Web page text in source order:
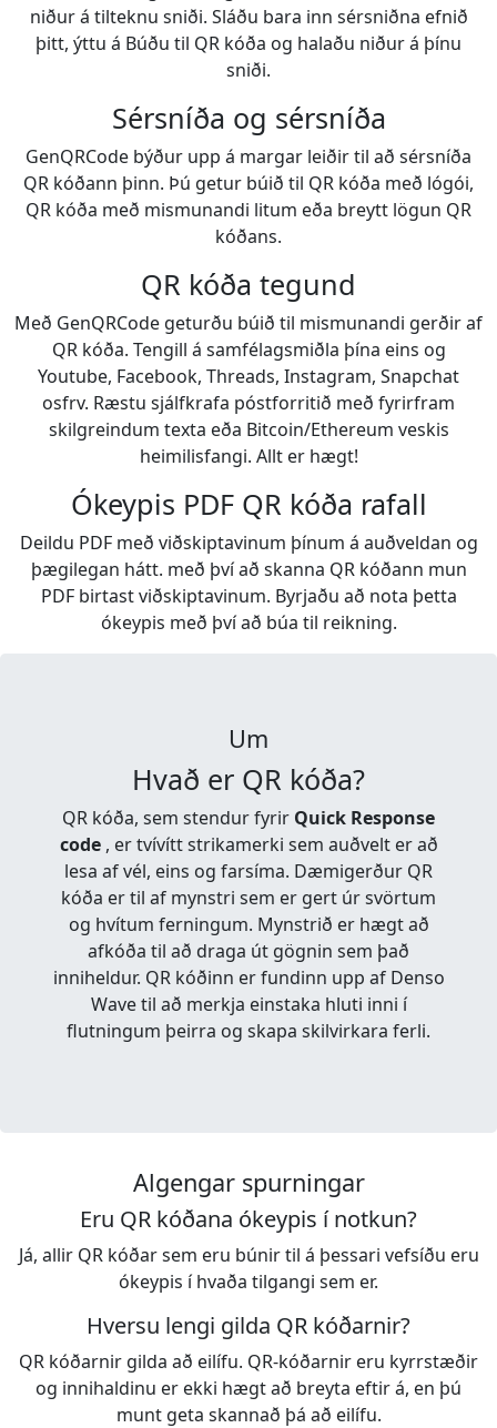
niður á tilteknu sniði. Sláðu bara inn sérsniðna efnið
þitt, ýttu á Búðu til QR kóða og halaðu niður á þínu
sniði.
Sérsníða og sérsníða
GenQRCode býður upp á margar leiðir til að sérsníða
QR kóðann þinn. Þú getur búið til QR kóða með lógói,
QR kóða með mismunandi litum eða breytt lögun QR
kóðans.
QR kóða tegund
Með GenQRCode geturðu búið til mismunandi gerðir af
QR kóða. Tengill á samfélagsmiðla þína eins og
Youtube, Facebook, Threads, Instagram, Snapchat
osfrv. Ræstu sjálfkrafa póstforritið með fyrirfram
skilgreindum texta eða Bitcoin/Ethereum veskis
heimilisfangi. Allt er hægt!
Ókeypis PDF QR kóða rafall
Deildu PDF með viðskiptavinum þínum á auðveldan og
þægilegan hátt. með því að skanna QR kóðann mun
PDF birtast viðskiptavinum. Byrjaðu að nota þetta
ókeypis með því að búa til reikning.
Um
Hvað er QR kóða?
QR kóða, sem stendur fyrir Quick Response
code, er tvívítt strikamerki sem auðvelt er að
lesa af vél, eins og farsíma. Dæmigerður QR
kóða er til af mynstri sem er gert úr svörtum
og hvítum ferningum. Mynstrið er hægt að
afkóða til að draga út gögnin sem það
inniheldur. QR kóðinn er fundinn upp af Denso
Wave til að merkja einstaka hluti inni í
flutningum þeirra og skapa skilvirkara ferli.
Algengar spurningar
Eru QR kóðana ókeypis í notkun?
Já, allir QR kóðar sem eru búnir til á þessari vefsíðu eru
ókeypis í hvaða tilgangi sem er.
Hversu lengi gilda QR kóðarnir?
QR kóðarnir gilda að eilífu. QR-kóðarnir eru kyrrstæðir
og innihaldinu er ekki hægt að breyta eftir á, en þú
munt geta skannað þá að eilífu.